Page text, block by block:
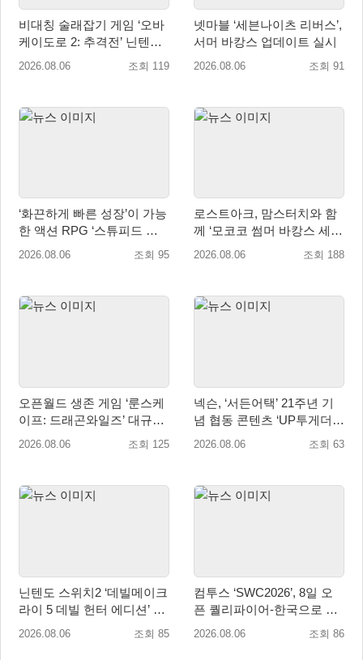
비대칭 술래잡기 게임 ‘오바
케이도로 2: 추격전’ 닌텐도
eShop 출시
2026.08.06 조회 119
넷마블 ‘세븐나이츠 리버스’,
서머 바캉스 업데이트 실시
2026.08.06 조회 91
‘화끈하게 빠른 성장’이 가능
한 액션 RPG ‘스튜피드 네
버 다이즈’ 패키지판 예약판
2026.08.06 조회 95
로스트아크, 맘스터치와 함
께 ‘모코코 썸머 바캉스 세
트’ 출시
2026.08.06 조회 188
오픈월드 생존 게임 ‘룬스케
이프: 드래곤와일즈’ 대규모
유저 편의성 개선 및 사이드
2026.08.06 조회 125
넥슨, ‘서든어택’ 21주년 기
념 협동 콘텐츠 ‘UP투게더’
업데이트
2026.08.06 조회 63
닌텐도 스위치2 ‘데빌메이크
라이 5 데빌 헌터 에디션’ 패
키지 제품 8월 7일 예약판매
2026.08.06 조회 85
컴투스 ‘SWC2026’, 8일 오
픈 퀄리파이어-한국으로 시
즌 개막!
2026.08.06 조회 86